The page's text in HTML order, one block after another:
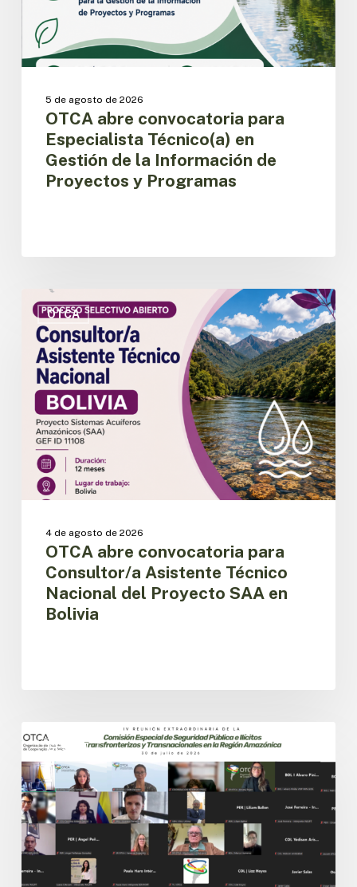
Información
de
Programas
5 de agosto de 2026
OTCA abre convocatoria para
Especialista Técnico(a) en
Gestión de la Información de
Proyectos y Programas
OTCA
OTCA
abre
convocatoria
para
Consultor/a
Asistente
Técnico
Nacional
del
Proyecto
SAA
4 de agosto de 2026
OTCA abre convocatoria para
Consultor/a Asistente Técnico
Nacional del Proyecto SAA en
Bolivia
CESPIT
amazónicos
avanzan
en
la
implementación
de
la
agenda